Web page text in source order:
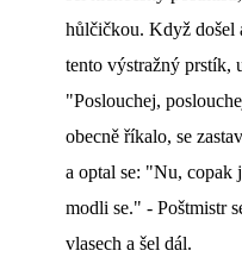
hůlčičkou. Když došel
tento výstražný prstík,
"Poslouchej,
obecně říkalo, se
a optal se: "Nu, copak
modli se." - Poštmistr
vlasech a šel dál.